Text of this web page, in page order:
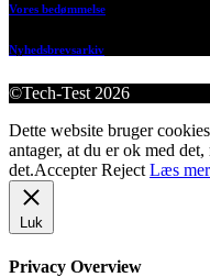
Vores bedømmelse
Nyhedsbrevsarkiv
©Tech-Test 2026
Dette website bruger
antager, at du er ok med
det.Accepter Reject Læs
Luk
Privacy Overview